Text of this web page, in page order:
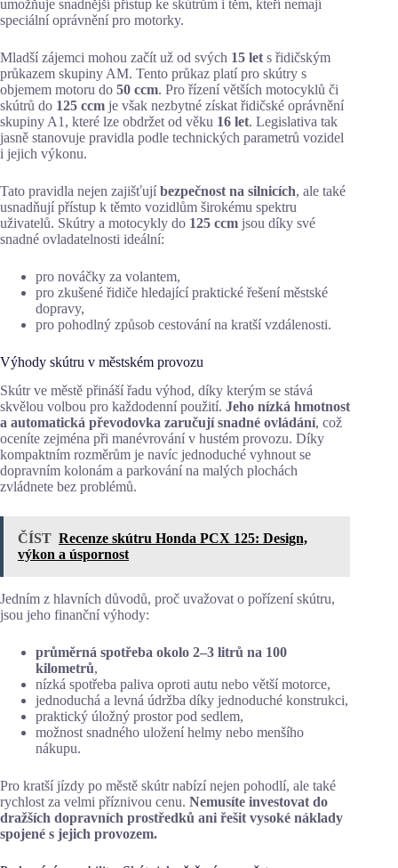
umožňuje snadnější přístup ke skútrům i těm, kteří nemají
speciální oprávnění pro motorky.
Mladší zájemci mohou začít už od svých 15 let s řidičským
průkazem skupiny AM. Tento průkaz platí pro skútry s
objemem motoru do 50 ccm. Pro řízení větších motocyklů či
skútrů do 125 ccm je však nezbytné získat řidičské oprávnění
skupiny A1, které lze obdržet od věku 16 let. Legislativa tak
jasně stanovuje pravidla podle technických parametrů vozidel
i jejich výkonu.
Tato pravidla nejen zajišťují bezpečnost na silnicích, ale také
usnadňují přístup k těmto vozidlům širokému spektru
uživatelů. Skútry a motocykly do 125 ccm jsou díky své
snadné ovladatelnosti ideální:
pro nováčky za volantem,
pro zkušené řidiče hledající praktické řešení městské
dopravy,
pro pohodlný způsob cestování na kratší vzdálenosti.
Výhody skútru v městském provozu
Skútr ve městě přináší řadu výhod, díky kterým se stává
skvělou volbou pro každodenní použití. Jeho nízká hmotnost
a automatická převodovka zaručují snadné ovládání, což
oceníte zejména při manévrování v hustém provozu. Díky
kompaktním rozměrům je navíc jednoduché vyhnout se
dopravním kolonám a parkování na malých plochách
zvládnete bez problémů.
ČÍST Recenze skútru Honda PCX 125: Design,
výkon a úspornost
Jedním z hlavních důvodů, proč uvažovat o pořízení skútru,
jsou jeho finanční výhody:
průměrná spotřeba okolo 2–3 litrů na 100
kilometrů,
nízká spotřeba paliva oproti autu nebo větší motorce,
jednoduchá a levná údržba díky jednoduché konstrukci,
praktický úložný prostor pod sedlem,
možnost snadného uložení helmy nebo menšího
nákupu.
Pro kratší jízdy po městě skútr nabízí nejen pohodlí, ale také
rychlost za velmi příznivou cenu. Nemusíte investovat do
dražších dopravních prostředků ani řešit vysoké náklady
spojené s jejich provozem.